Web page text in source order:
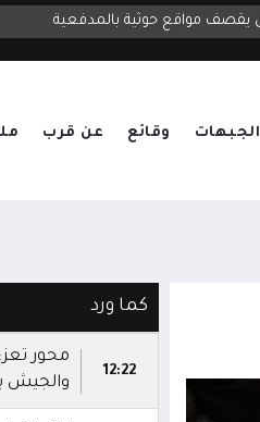
يقصف مواقع حوثية بالمدفعية
الجبهات وقائع عن قرب
كما ورد
12:22
محور
والجيش